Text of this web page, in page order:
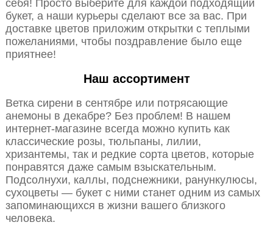
себя! Просто выберите для каждой подходящий
букет, а наши курьеры сделают все за вас. При
доставке цветов приложим открытки с теплыми
пожеланиями, чтобы поздравление было еще
приятнее!
Наш ассортимент
Ветка сирени в сентябре или потрясающие
анемоны в декабре? Без проблем! В нашем
интернет-магазине всегда можно купить как
классические розы, тюльпаны, лилии,
хризантемы, так и редкие сорта цветов, которые
понравятся даже самым взыскательным.
Подсолнухи, каллы, подснежники, ранункулюсы,
сухоцветы — букет с ними станет одним из самых
запоминающихся в жизни вашего близкого
человека.